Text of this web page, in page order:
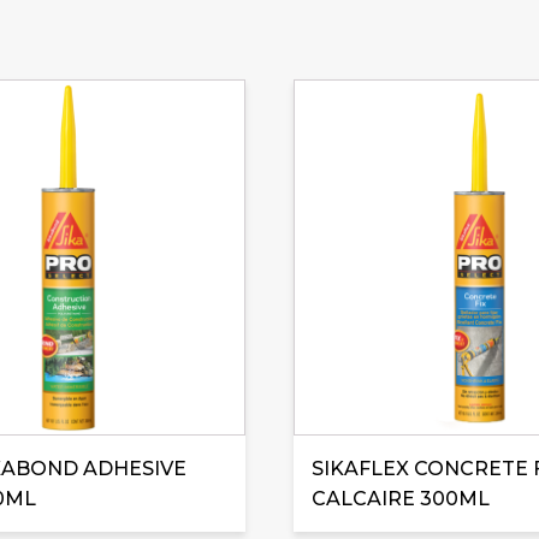
ADHESIVE
SIKAFLEX CONCRETE
CALCAIRE 300ML